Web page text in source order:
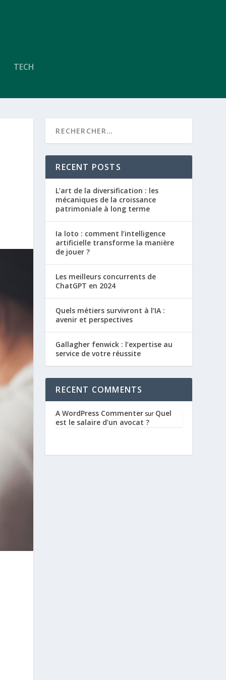
TECH
RECENT POSTS
L’art de la diversification : les
mécaniques de la croissance
patrimoniale à long terme
Ia loto : comment l’intelligence
artificielle transforme la manière
de jouer ?
Les meilleurs concurrents de
ChatGPT en 2024
Quels métiers survivront à l’IA :
avenir et perspectives
Gallagher fenwick : l’expertise au
service de votre réussite
RECENT COMMENTS
A WordPress Commenter sur Quel
est le salaire d’un avocat ?